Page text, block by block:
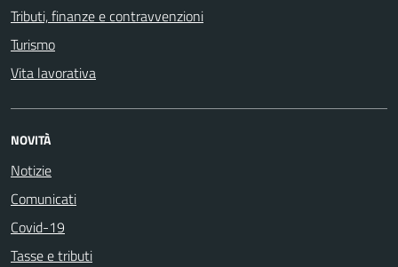
Tributi, finanze e contravvenzioni
Turismo
Vita lavorativa
NOVITÀ
Notizie
Comunicati
Covid-19
Tasse e tributi